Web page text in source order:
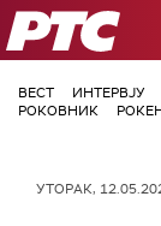
РТС
ВЕСТ ИНТЕРВЈУ
РОКОВНИК
УТОРАК,